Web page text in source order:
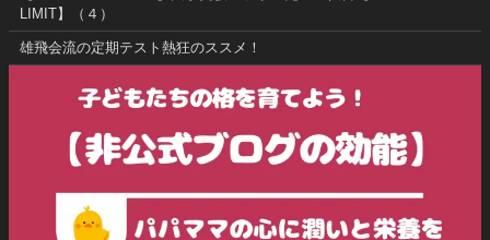
LIMIT】（４）
雄飛会流の定期テスト熱狂のススメ！